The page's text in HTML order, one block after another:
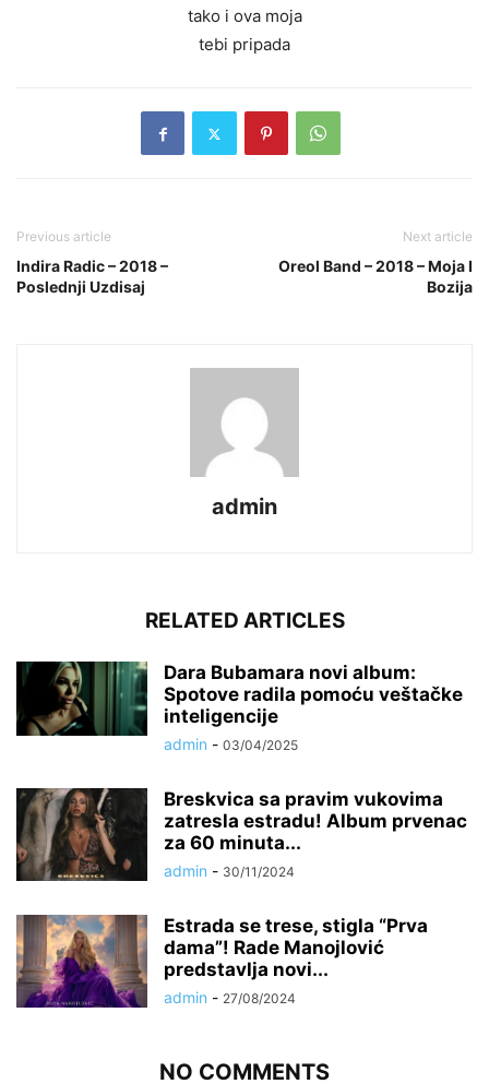
tako i ova moja
tebi pripada
Previous article
Indira Radic – 2018 –
Poslednji Uzdisaj
Next article
Oreol Band – 2018 – Moja I
Bozija
admin
RELATED ARTICLES
Dara Bubamara novi album:
Spotove radila pomoću veštačke
inteligencije
admin - 03/04/2025
Breskvica sa pravim vukovima
zatresla estradu! Album prvenac
za 60 minuta...
admin - 30/11/2024
Estrada se trese, stigla “Prva
dama”! Rade Manojlović
predstavlja novi...
admin - 27/08/2024
NO COMMENTS